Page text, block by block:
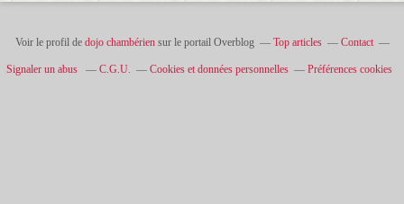
Voir le profil de dojo chambériensur le portail Overblog Top articles Contact
Signaler un abus C.G.U. Cookies et données personnelles Préférences cookies